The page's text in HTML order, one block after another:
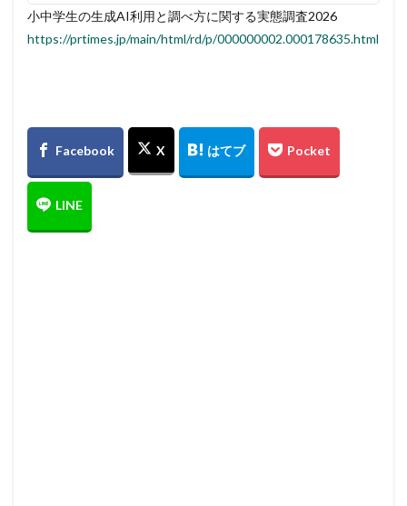
小中学生の生成AI利用と調べ方に関する実態調査2026
https://prtimes.jp/main/html/rd/p/000000002.000178635.html